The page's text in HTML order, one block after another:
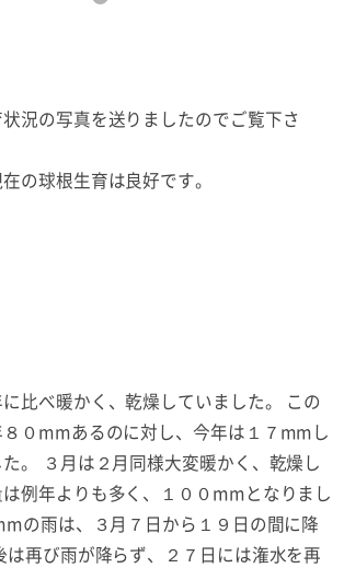
況の写真を送りましたのでご覧下さ
の球根生育は良好です。
比べ暖かく、乾燥していました。 この
０mmあるのに対し、今年は１７mmし
。 ３月は２月同様大変暖かく、乾燥し
例年よりも多く、１００mmとなりまし
の雨は、３月７日から１９日の間に降
は再び雨が降らず、２７日には潅水を再